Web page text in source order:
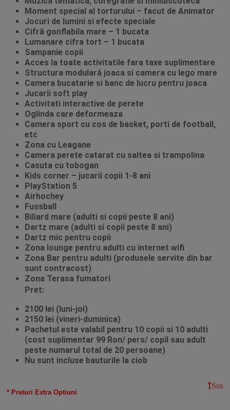
Moment special al torturului – facut de Animator
Jocuri de lumini si efecte speciale
Cifră gonflabila mare – 1 bucata
Lumanare cifra tort – 1 bucata
Sampanie copii
Acces la toate activitatile fara taxe suplimentare
Structura modulară joaca si camera cu lego mare
Camera bucatarie si banc de lucru pentru joaca
Jucarii soft play
Activitati interactive de perete
Oglinda care deformeaza
Camera sport cu cos de basket, porti de football,
etc
Zona cu Leagane
Camera perete catarat cu saltea si trampolina
Casuta cu tobogan
Kids corner – jucarii copii 1-8 ani
PlayStation 5
Airhochey
Fussball
Biliard mare (adulti si copii peste 8 ani)
Dartz mare (adulti si copii peste 8 ani)
Dartz mic pentru copii
Zona lounge pentru adulti cu internet wifi
Zona Bar pentru adulti (produsele servite din bar
sunt contracost)
Zona Terasa fumatori
Pret:
2100 lei (luni-joi)
2150 lei (vineri-duminica)
Pachetul este valabil pentru 10 copii si 10 adulti
(cost suplimentar 99 Ron/ pers/ copil sau adult
peste numarul total de 20 persoane)
Nu sunt incluse bauturile la ciob
Sus
* Preturi Extra Optiuni